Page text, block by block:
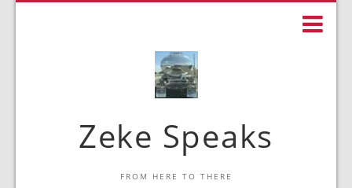
Zeke Speaks
FROM HERE TO THERE